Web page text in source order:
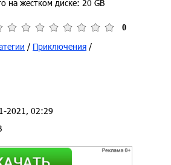
на жестком диске: 20 GB
0
/ Приключения /
2021, 02:29